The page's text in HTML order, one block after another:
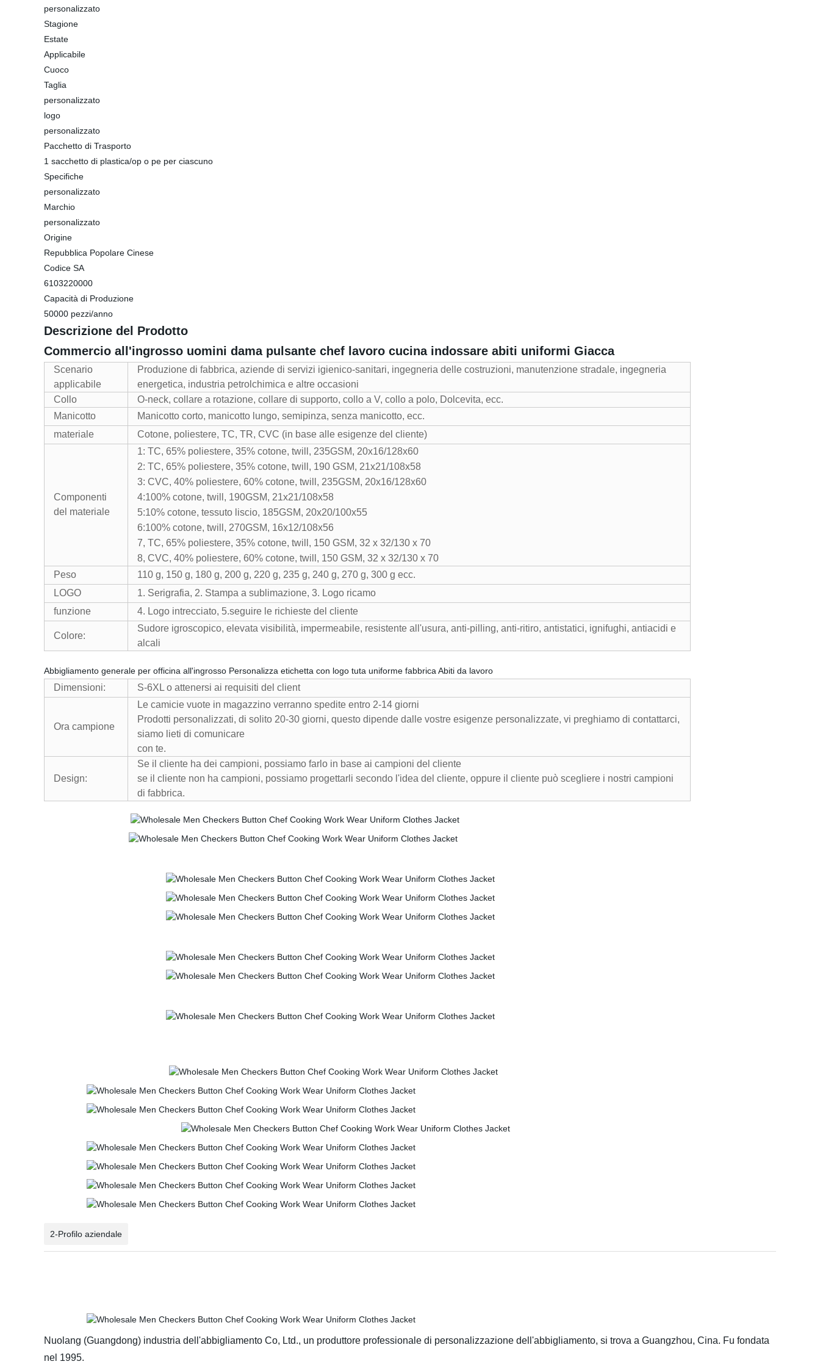
personalizzato
Stagione
Estate
Applicabile
Cuoco
Taglia
personalizzato
logo
personalizzato
Pacchetto di Trasporto
1 sacchetto di plastica/op o pe per ciascuno
Specifiche
personalizzato
Marchio
personalizzato
Origine
Repubblica Popolare Cinese
Codice SA
6103220000
Capacità di Produzione
50000 pezzi/anno
Descrizione del Prodotto
Commercio all'ingrosso uomini dama pulsante chef lavoro cucina indossare abiti uniformi Giacca
Scenario
applicabile
Produzione di fabbrica, aziende di servizi igienico-sanitari, ingegneria delle costruzioni, manutenzione stradale, ingegneria
energetica, industria petrolchimica e altre occasioni
Collo
O-neck, collare a rotazione, collare di supporto, collo a V, collo a polo, Dolcevita, ecc.
Manicotto
Manicotto corto, manicotto lungo, semipinza, senza manicotto, ecc.
materiale
Cotone, poliestere, TC, TR, CVC (in base alle esigenze del cliente)
Componenti
del materiale
1: TC, 65% poliestere, 35% cotone, twill, 235GSM, 20x16/128x60
2: TC, 65% poliestere, 35% cotone, twill, 190 GSM, 21x21/108x58
3: CVC, 40% poliestere, 60% cotone, twill, 235GSM, 20x16/128x60
4:100% cotone, twill, 190GSM, 21x21/108x58
5:10% cotone, tessuto liscio, 185GSM, 20x20/100x55
6:100% cotone, twill, 270GSM, 16x12/108x56
7, TC, 65% poliestere, 35% cotone, twill, 150 GSM, 32 x 32/130 x 70
8, CVC, 40% poliestere, 60% cotone, twill, 150 GSM, 32 x 32/130 x 70
Peso
110 g, 150 g, 180 g, 200 g, 220 g, 235 g, 240 g, 270 g, 300 g ecc.
LOGO
1. Serigrafia, 2. Stampa a sublimazione, 3. Logo ricamo
funzione
4. Logo intrecciato, 5.seguire le richieste del cliente
Colore:
Sudore igroscopico, elevata visibilità, impermeabile, resistente all'usura, anti-pilling, anti-ritiro, antistatici, ignifughi, antiacidi e
alcali
Abbigliamento generale per officina all'ingrosso Personalizza etichetta con logo tuta uniforme fabbrica Abiti da lavoro
Dimensioni: S-6XL o attenersi ai requisiti del client
Ora campione
Le camicie vuote in magazzino verranno spedite entro 2-14 giorni
Prodotti personalizzati, di solito 20-30 giorni, questo dipende dalle vostre esigenze personalizzate, vi preghiamo di contattarci,
siamo lieti di comunicare
con te.
Design:
Se il cliente ha dei campioni, possiamo farlo in base ai campioni del cliente
se il cliente non ha campioni, possiamo progettarli secondo l'idea del cliente, oppure il cliente può scegliere i nostri campioni
di fabbrica.
2-Profilo aziendale
Nuolang (Guangdong) industria dell'abbigliamento Co, Ltd., un produttore professionale di personalizzazione dell'abbigliamento, si trova a Guangzhou, Cina. Fu fondata
nel 1995.